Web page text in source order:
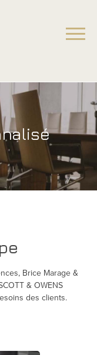
Brice Marage &
& OWENS
des clients.